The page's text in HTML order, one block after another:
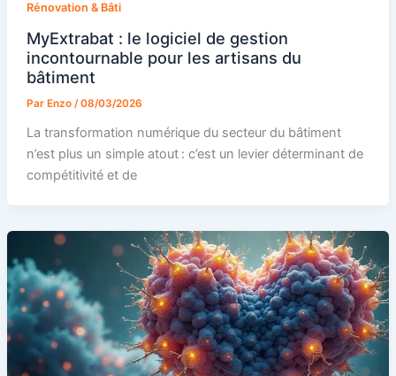
Rénovation & Bâti
MyExtrabat : le logiciel de gestion
incontournable pour les artisans du
bâtiment
Par Enzo /08/03/2026
La transformation numérique du secteur du bâtiment
n’est plus un simple atout : c’est un levier déterminant de
compétitivité et de